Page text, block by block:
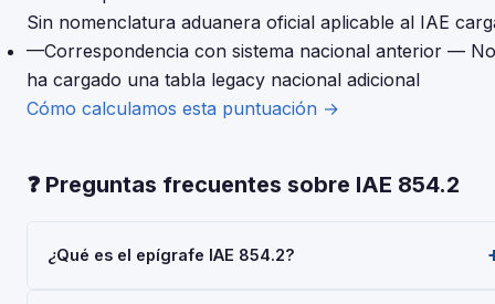
Sin nomenclatura aduanera oficial aplicable al IAE
—Correspondencia con sistema nacional anterior —
ha cargado una tabla legacy nacional adicional
Cómo calculamos esta puntuación →
❓ Preguntas frecuentes sobre IAE 854.2
¿Qué es el epígrafe IAE 854.2?